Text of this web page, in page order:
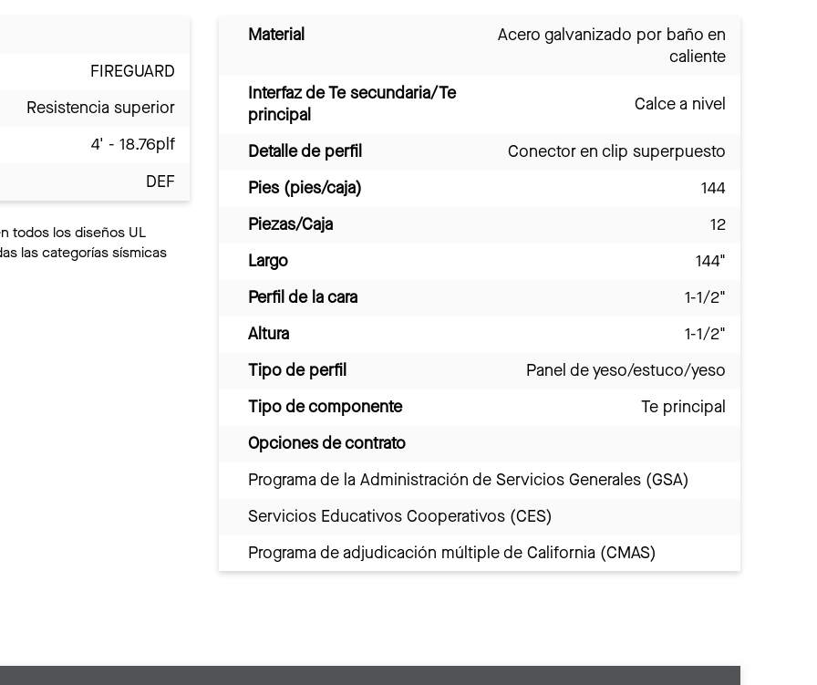
FIREGUARD
Resistencia superior
4' - 18.76plf
DEF
todos los diseños UL
las categorías sísmicas
Material
Acero galvanizado por baño en
caliente
Interfaz de Te secundaria/Te
principal
Calce a nivel
Detalle de perfil
Conector en clip superpuesto
Pies (pies/caja)
144
Piezas/Caja
12
Largo
144"
Perfil de la cara
1-1/2"
Altura
1-1/2"
Tipo de perfil
Panel de yeso/estuco/yeso
Tipo de componente
Te principal
Opciones de contrato
Programa de la Administración de Servicios Generales (GSA)
Servicios Educativos Cooperativos (CES)
Programa de adjudicación múltiple de California (CMAS)